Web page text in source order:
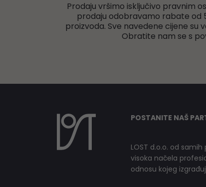
Prodaju vršimo isključivo pravnim
prodaju odobravamo rabate od
proizvoda. Sve navedene cijene su
Obratite nam se s
POSTANITE NAŠ
LOST d.o.o. od
visoka načela
odnosu kojeg